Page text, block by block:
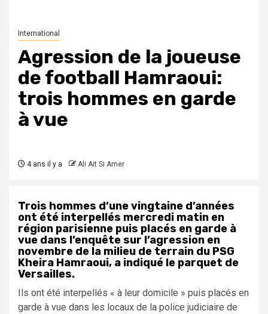
International
Agression de la joueuse
de football Hamraoui:
trois hommes en garde
à vue
4 ans il y a Ali Ait Si Amer
Trois hommes d’une vingtaine d’années
ont été interpellés mercredi matin en
région parisienne puis placés en garde à
vue dans l’enquête sur l’agression en
novembre de la milieu de terrain du PSG
Kheira Hamraoui, a indiqué le parquet de
Versailles.
Ils ont été interpellés « à leur domicile » puis placés en
garde à vue dans les locaux de la police judiciaire de